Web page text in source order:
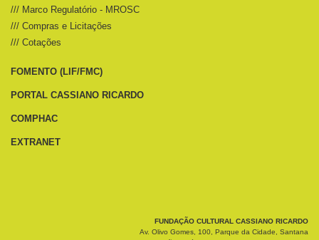
/// Marco Regulatório - MROSC
/// Compras e Licitações
/// Cotações
FOMENTO (LIF/FMC)
PORTAL CASSIANO RICARDO
COMPHAC
EXTRANET
FUNDAÇÃO CULTURAL CASSIANO RICARDO
Av. Olivo Gomes, 100, Parque da Cidade, Santana